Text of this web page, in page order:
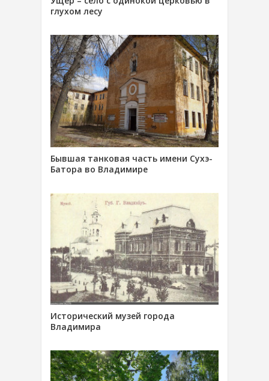
глухом лесу
Бывшая танковая часть имени Сухэ-
Батора во Владимире
Исторический музей города
Владимира